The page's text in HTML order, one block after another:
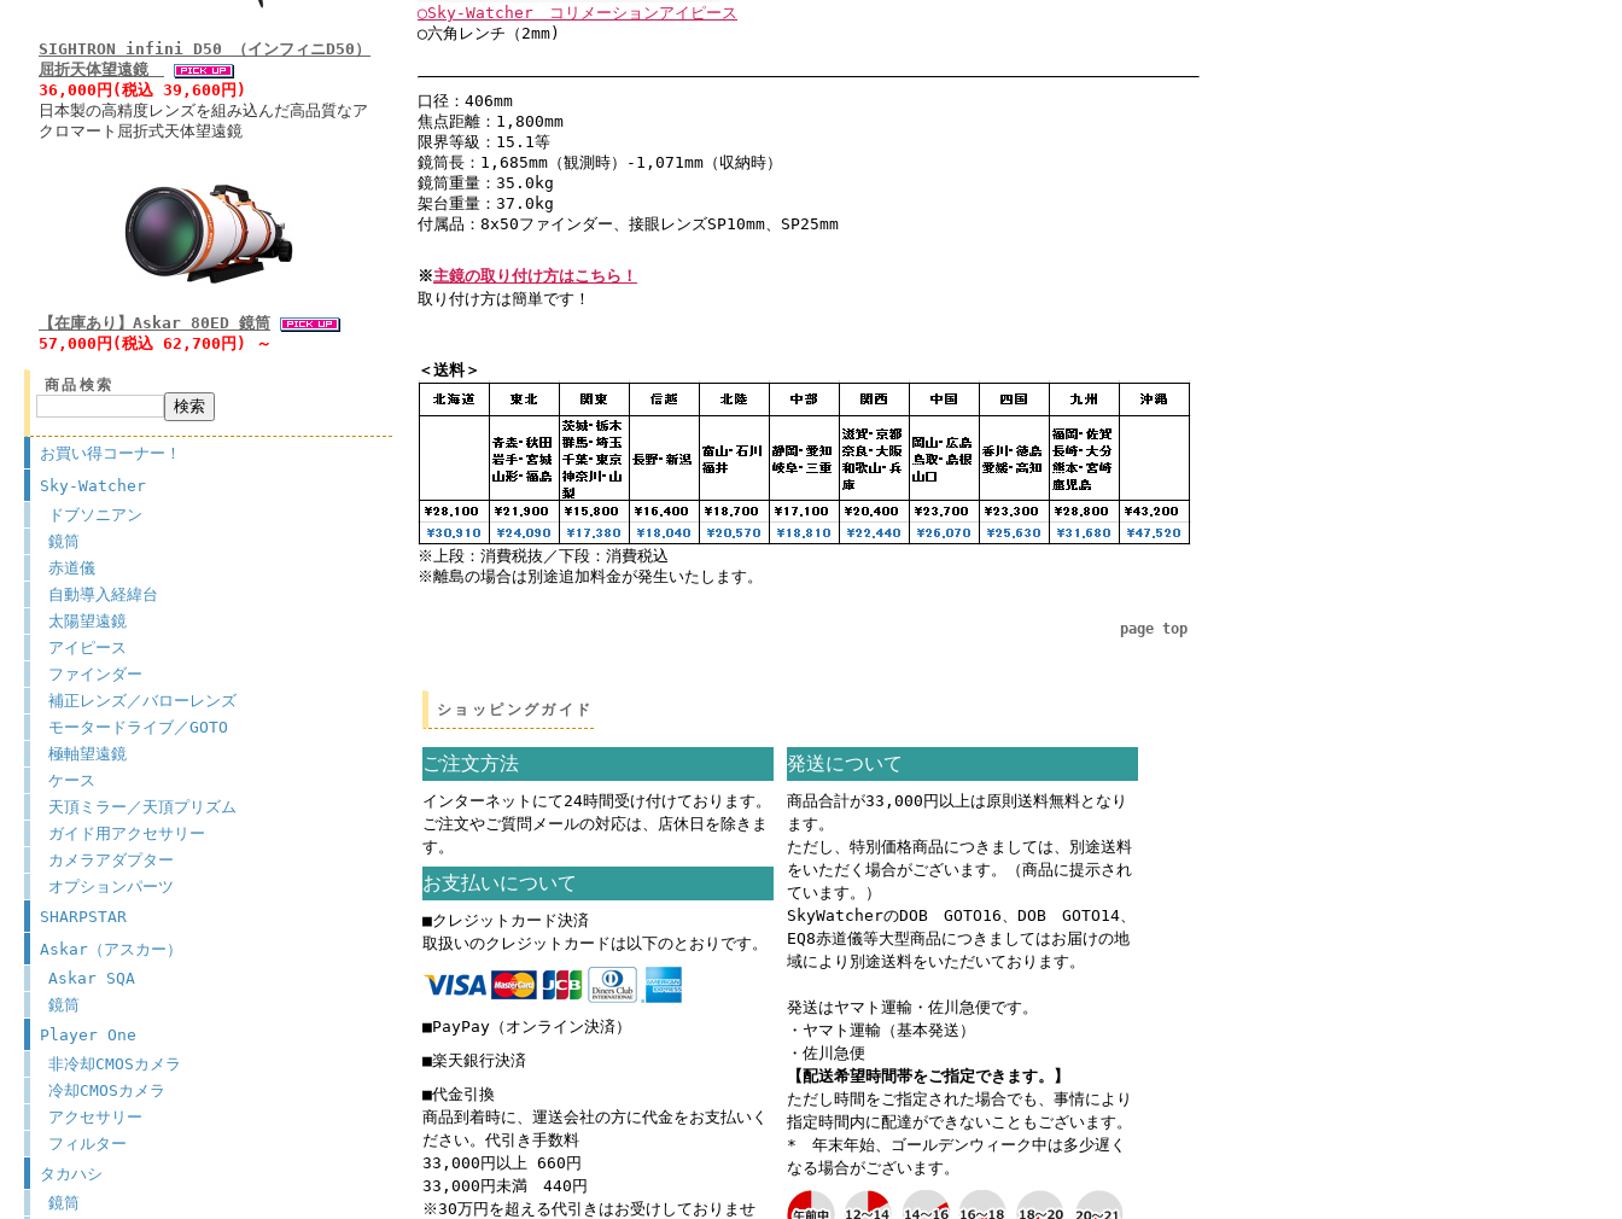
SIGHTRON infini D50 （インフィニD50）
屈折天体望遠鏡
36,000円(税込 39,600円)
日本製の高精度レンズを組み込んだ高品質なア
クロマート屈折式天体望遠鏡
【在庫あり】Askar 80ED 鏡筒
57,000円(税込 62,700円) ～
商品検索
お買い得コーナー！
Sky-Watcher
ドブソニアン
鏡筒
赤道儀
自動導入経緯台
太陽望遠鏡
アイピース
ファインダー
補正レンズ／バローレンズ
モータードライブ／GOTO
極軸望遠鏡
ケース
天頂ミラー／天頂プリズム
ガイド用アクセサリー
カメラアダプター
オプションパーツ
SHARPSTAR
Askar（アスカー）
Askar SQA
鏡筒
Player One
非冷却CMOSカメラ
冷却CMOSカメラ
アクセサリー
フィルター
タカハシ
鏡筒
◯Sky-Watcher コリメーションアイピース
◯六角レンチ（2mm)
口径：406mm
焦点距離：1,800mm
限界等級：15.1等
鏡筒長：1,685mm（観測時）-1,071mm（収納時）
鏡筒重量：35.0kg
架台重量：37.0kg
付属品：8x50ファインダー、接眼レンズSP10mm、SP25mm
※主鏡の取り付け方はこちら！
取り付け方は簡単です！
＜送料＞
※上段：消費税抜／下段：消費税込
※離島の場合は別途追加料金が発生いたします。
page top
ショッピングガイド
ご注文方法
インターネットにて24時間受け付けております。
ご注文やご質問メールの対応は、店休日を除きま
す。
お支払いについて
■クレジットカード決済
取扱いのクレジットカードは以下のとおりです。
■PayPay（オンライン決済）
■楽天銀行決済
■代金引換
商品到着時に、運送会社の方に代金をお支払いく
ださい。代引き手数料
33,000円以上 660円
33,000円未満 440円
※30万円を超える代引きはお受けしておりませ
発送について
商品合計が33,000円以上は原則送料無料となり
ます。
ただし、特別価格商品につきましては、別途送料
をいただく場合がございます。（商品に提示され
ています。）
SkyWatcherのDOB GOTO16、DOB GOTO14、
EQ8赤道儀等大型商品につきましてはお届けの地
域により別途送料をいただいております。
発送はヤマト運輸・佐川急便です。
・ヤマト運輸（基本発送）
・佐川急便
【配送希望時間帯をご指定できます。】
ただし時間をご指定された場合でも、事情により
指定時間内に配達ができないこともございます。
* 年末年始、ゴールデンウィーク中は多少遅く
なる場合がございます。